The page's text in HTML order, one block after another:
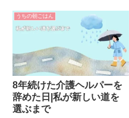
ちごのクレープとココナッツソフ
トクリームで大満足！店内の雰囲
気やメニューも紹介しています。
うちの朝ごはん
8年続けた介護ヘルパーを
辞めた日|私が新しい道を
選ぶまで